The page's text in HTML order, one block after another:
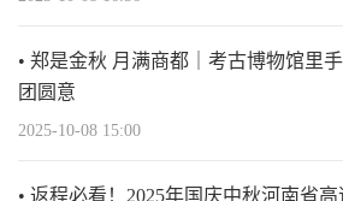
郑是金秋 月满商都｜考古博物馆里
团圆意
2025-10-08 15:00
返程必看！2025年国庆中秋河南省